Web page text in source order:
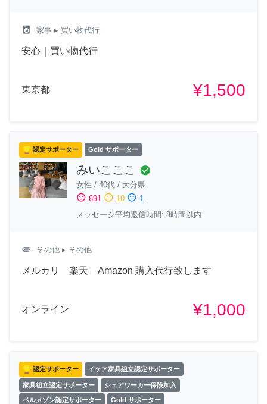
local_laundry_service 家事 ▸ 買い物代行
安心｜買い物代行
東京都 ¥1,500
認定サポーター Gold サポーター
みいこここ check_circle
女性 / 40代 / 大分県
sentiment_satisfied 691 sentiment_neutral 10 sentiment_dissatisfied 1
メッセージ平均返信時間: 8時間以内
attachment その他 ▸ その他
メルカリ 楽天 Amazon 購入代行致します
オンライン ¥1,000
認定サポーター イケア家具組立認定サポーター
家具組立認定サポーター シェアワーカー保険加入
ベルメゾン認定サポーター Gold サポーター